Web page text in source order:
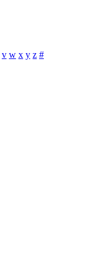
v w x y z #